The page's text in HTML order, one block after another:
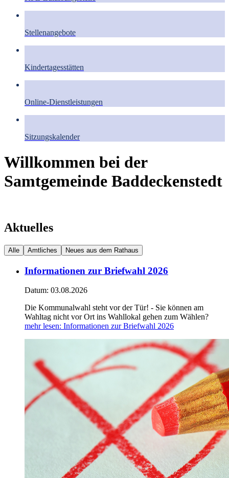
Stellenangebote
Kindertagesstätten
Online-Dienstleistungen
Sitzungskalender
Willkommen bei der
Samtgemeinde Baddeckenstedt
Aktuelles
Alle Amtliches Neues aus dem Rathaus
Informationen zur Briefwahl 2026
Datum: 03.08.2026
Die Kommunalwahl steht vor der Tür! - Sie können am
Wahltag nicht vor Ort ins Wahllokal gehen zum Wählen?
mehr lesen: Informationen zur Briefwahl 2026